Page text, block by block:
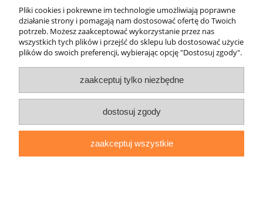
Moje konto
Pomoc
pokaż pełną wersję strony
Sklep internetowy Shoper Premium
Pliki cookies i pokrewne im technologie umożliwiają poprawne
działanie strony i pomagają nam dostosować ofertę do Twoich
potrzeb. Możesz zaakceptować wykorzystanie przez nas
wszystkich tych plików i przejść do sklepu lub dostosować użycie
plików do swoich preferencji, wybierając opcję "Dostosuj zgody".
zaakceptuj tylko niezbędne
dostosuj zgody
zaakceptuj wszystkie